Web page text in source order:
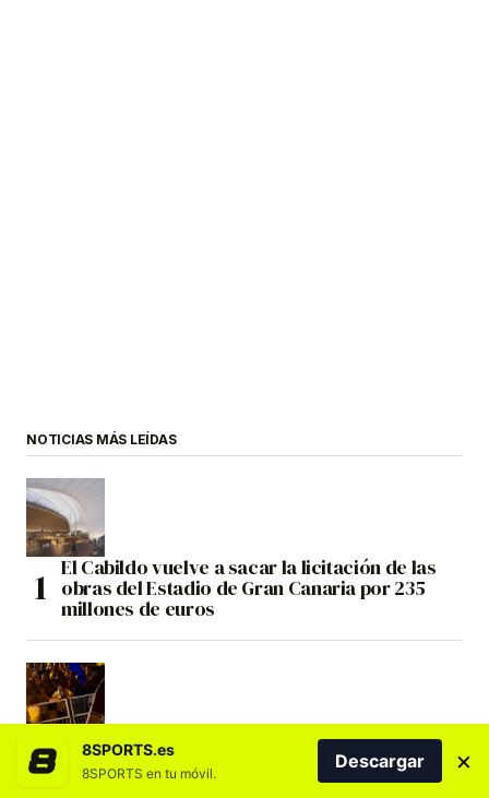
NOTICIAS MÁS LEÍDAS
El Cabildo vuelve a sacar la licitación de las
obras del Estadio de Gran Canaria por 235
millones de euros
La campaña de abonados del CB Gran Canaria
25/26 sitúa al club entre los grandes de
8SPORTS.es
8SPORTS en tu móvil.
Descargar ×